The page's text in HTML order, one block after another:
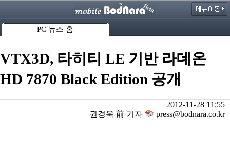
PC 뉴스 홈
VTX3D, 타히티 LE 기반 라데온
HD 7870 Black Edition 공개
2012-11-28 11:55
권경욱 前 기자
press@bodnara.co.kr